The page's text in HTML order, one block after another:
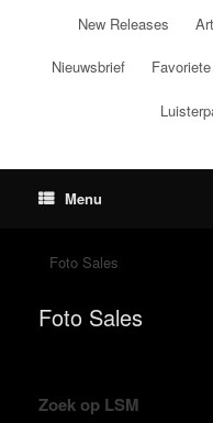
New Releases
Nieuwsbrief
Menu
Foto Sales
Foto Sales
Zoek op LSM